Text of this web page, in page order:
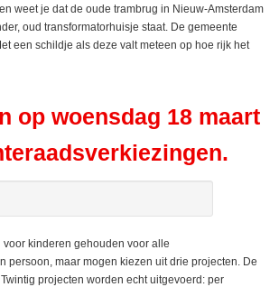
weet je dat de oude trambrug in Nieuw-Amsterdam
oud transformatorhuisje staat. De gemeente
een schildje als deze valt meteen op hoe rijk het
op woensdag 18 maart
kinderen gehouden voor alle
persoon, maar mogen kiezen uit drie projecten. De
projecten worden echt uitgevoerd: per